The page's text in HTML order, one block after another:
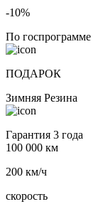
-10%
По госпрограмме
ПОДАРОК
Зимняя Резина
Гарантия 3 года
100 000 км
200 км/ч
скорость